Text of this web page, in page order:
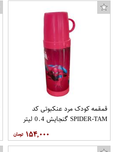
قمقمه کودک مرد عنکبوتی کد
SPIDER-TAM گنجایش 0.4 لیتر
۱۵۴,۰۰۰